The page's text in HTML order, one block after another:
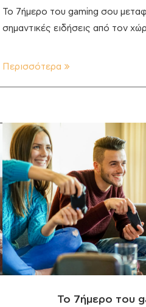
To 7ήμερο του gaming σου
σημαντικές ειδήσεις από τον
Περισσότερα
To 7ήμερο του